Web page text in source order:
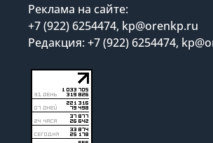
Реклама на сайте:
+7 (922) 6254474, kp@orenkp.ru
Редакция: +7 (922) 6254474,